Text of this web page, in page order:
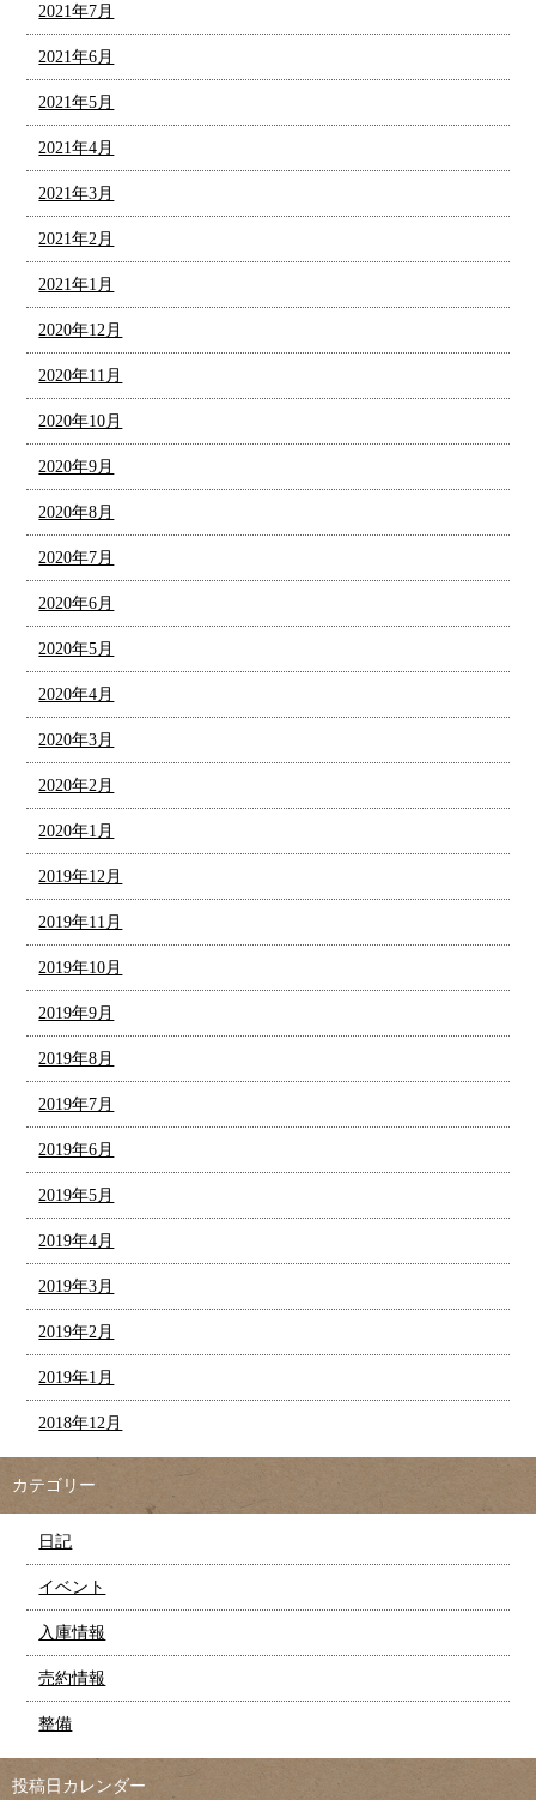
2021年7月
2021年6月
2021年5月
2021年4月
2021年3月
2021年2月
2021年1月
2020年12月
2020年11月
2020年10月
2020年9月
2020年8月
2020年7月
2020年6月
2020年5月
2020年4月
2020年3月
2020年2月
2020年1月
2019年12月
2019年11月
2019年10月
2019年9月
2019年8月
2019年7月
2019年6月
2019年5月
2019年4月
2019年3月
2019年2月
2019年1月
2018年12月
カテゴリー
日記
イベント
入庫情報
売約情報
整備
投稿日カレンダー